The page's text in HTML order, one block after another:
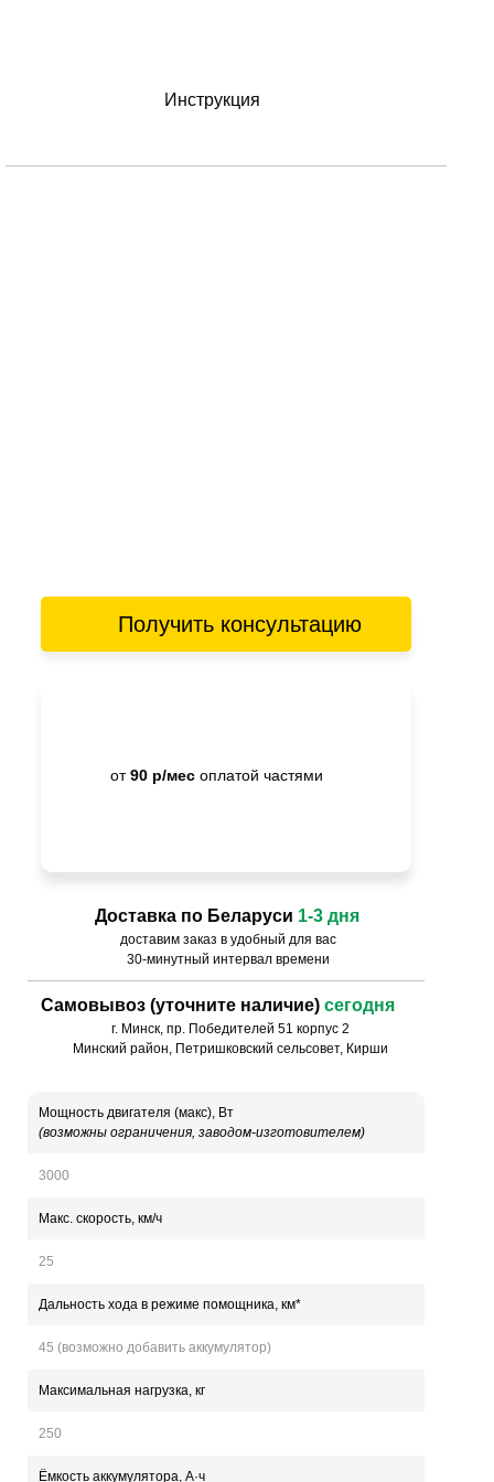
Инструкция
Мощность двигателя (макс), Вт
(возможны ограничения, заводом-изготовителем)
3000
Макс. скорость, км/ч
25
Дальность хода в режиме помощника, км*
45 (возможно добавить аккумулятор)
Максимальная нагрузка, кг
250
Ёмкость аккумулятора, А·ч
Получить консультацию
от90 р/мес оплатой частями
г. Минск, пр. Победителей 51 корпус 2
Минский район, Петришковский сельсовет, Кирши
Самовывоз (уточните наличие) сегодня
доставим заказ в удобный для вас
30-минутный интервал времени
Доставка по Беларуси 1-3 дня